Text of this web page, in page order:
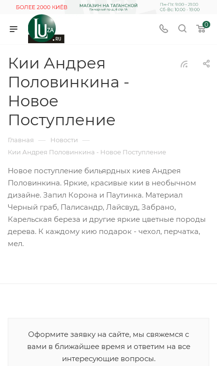
0
Кии Андрея
Половинкина -
Новое
Поступление
Главная — Новости —
Кии Андрея Половинкина - Новое Поступление
Новое поступление бильярдных киев Андрея
Половинкина. Яркие, красивые кии в необычном
дизайне. Запил Корона и Паутинка. Материал
Черный граб, Палисандр, Лайсвуд, Забрано,
Карельская береза и другие яркие цветные породы
дерева. К каждому кию подарок - чехол, перчатка,
мел.
Оформите заявку на сайте, мы свяжемся с
вами в ближайшее время и ответим на все
интересующие вопросы.